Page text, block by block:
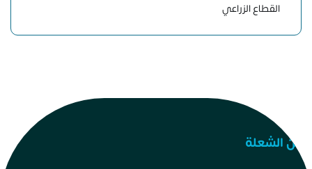
القطاع الزراعي
عن الشعلة